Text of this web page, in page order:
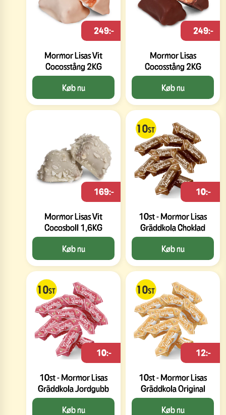
Mormor Lisas Vit
Cocosstång 2KG
249:-
Køb nu
Mormor Lisas
Cocosstång 2KG
249:-
Køb nu
Mormor Lisas Vit
Cocosboll 1,6KG
169:-
Køb nu
10st - Mormor Lisas
Gräddkola Choklad
10:-
Køb nu
10st - Mormor Lisas
Gräddkola Jordgubb
10:-
Køb nu
10st - Mormor Lisas
Gräddkola Original
12:-
Køb nu